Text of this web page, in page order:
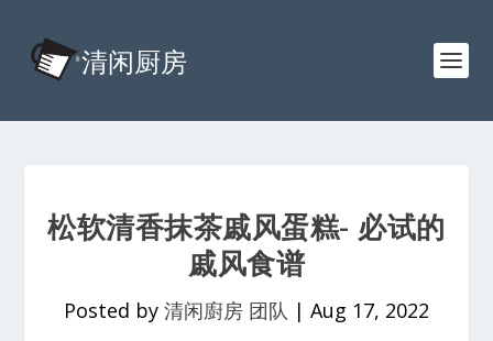
松软清香抹茶戚风蛋糕- 必试的
戚风食谱
Posted by 清闲廚房 团队 | Aug 17, 2022